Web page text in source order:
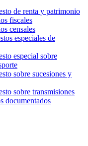
de renta y patrimonio
fiscales
censales
especiales de
especial sobre
sobre sucesiones y
sobre transmisiones
documentados